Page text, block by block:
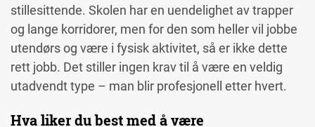
stillesittende. Skolen har en uendelighet av trapper
og lange korridorer, men for den som heller vil jobbe
utendørs og være i fysisk aktivitet, så er ikke dette
rett jobb. Det stiller ingen krav til å være en veldig
utadvendt type – man blir profesjonell etter hvert.
Hva liker du best med å være